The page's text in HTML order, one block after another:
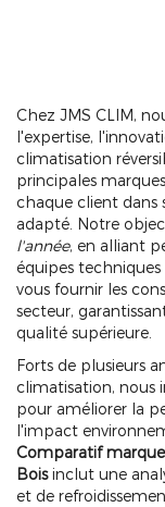
Chez JMS CLIM,
l'expertise,
climatisation
principales
chaque client dans
adapté. Notre
l'année, en alliant
équipes
vous fournir les
secteur,
qualité supérieure.
Forts de plusieurs
climatisation, nous
pour améliorer la
l'impact
Comparatif
Boisinclut une
et de